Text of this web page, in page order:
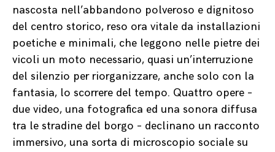
nascosta nell’abbandono polveroso e dignitoso
del centro storico, reso ora vitale da installazioni
poetiche e minimali, che leggono nelle pietre dei
vicoli un moto necessario, quasi un’interruzione
del silenzio per riorganizzare, anche solo con la
fantasia, lo scorrere del tempo. Quattro opere –
due video, una fotografica ed una sonora diffusa
tra le stradine del borgo – declinano un racconto
immersivo, una sorta di microscopio sociale su